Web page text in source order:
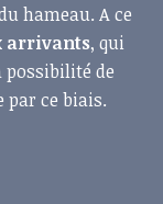
hameau. A ce
arrivants, qui
de
par ce biais.